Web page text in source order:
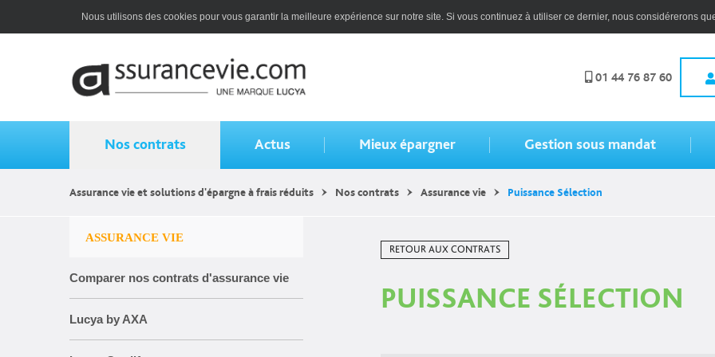
Nous utilisons des cookies pour vous garantir la meilleure expérience sur notre site. Si vous continuez à utiliser ce dernier, nous considérerons
01 44 76 87 60
Nos contrats Actus Mieux épargner Gestion sous mandat
Assurance vie et solutions d'épargne à frais réduits Nos contrats Assurance vie Puissance Sélection
ASSURANCE VIE
Comparer nos contrats d'assurance vie
Lucya by AXA
RETOUR AUX CONTRATS
PUISSANCE SÉLECTION